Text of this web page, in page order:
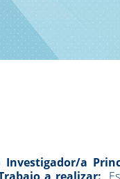
Investigador/a
a realizar: